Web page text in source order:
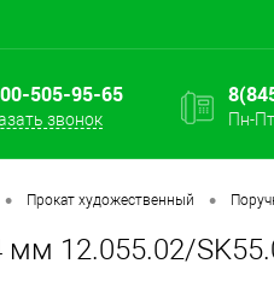
505-95-65
звонок Пн-
• Прокат художественный •
мм 12.055.02/